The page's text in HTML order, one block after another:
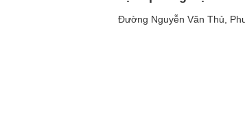
Đường Nguyễn Văn Thủ,